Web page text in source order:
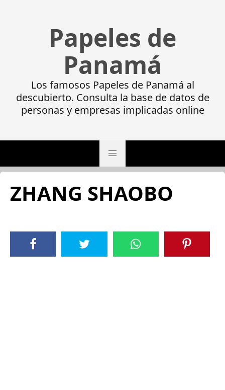
Papeles de
Panamá
Los famosos Papeles de Panamá al
descubierto. Consulta la base de datos de
personas y empresas implicadas online
ZHANG SHAOBO